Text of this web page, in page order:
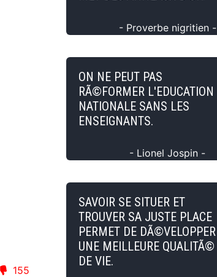
155
- Proverbe nigritien -
ON NE PEUT PAS
RÃ©FORMER L'EDUCATION
NATIONALE SANS LES
ENSEIGNANTS.
- Lionel Jospin -
SAVOIR SE SITUER ET
TROUVER SA JUSTE PLACE
PERMET DE DÃ©VELOPPER
UNE MEILLEURE QUALITÃ©
DE VIE.